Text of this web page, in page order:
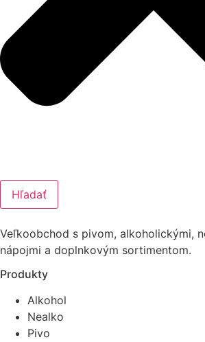
Hľadať
Veľkoobchod s pivom, alkoholickými,
nápojmi a doplnkovým sortimentom.
Produkty
Alkohol
Nealko
Pivo